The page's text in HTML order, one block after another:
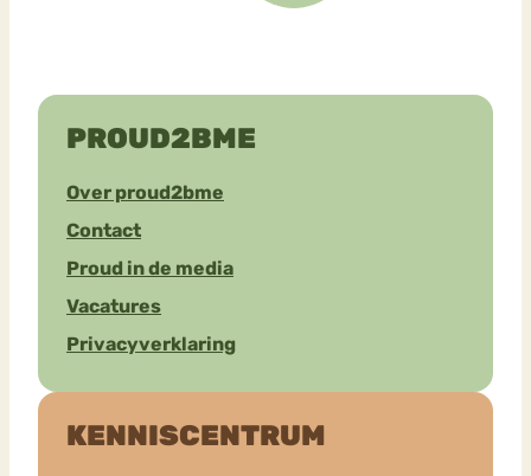
PROUD2BME
Over proud2bme
Contact
Proud in de media
Vacatures
Privacyverklaring
KENNISCENTRUM